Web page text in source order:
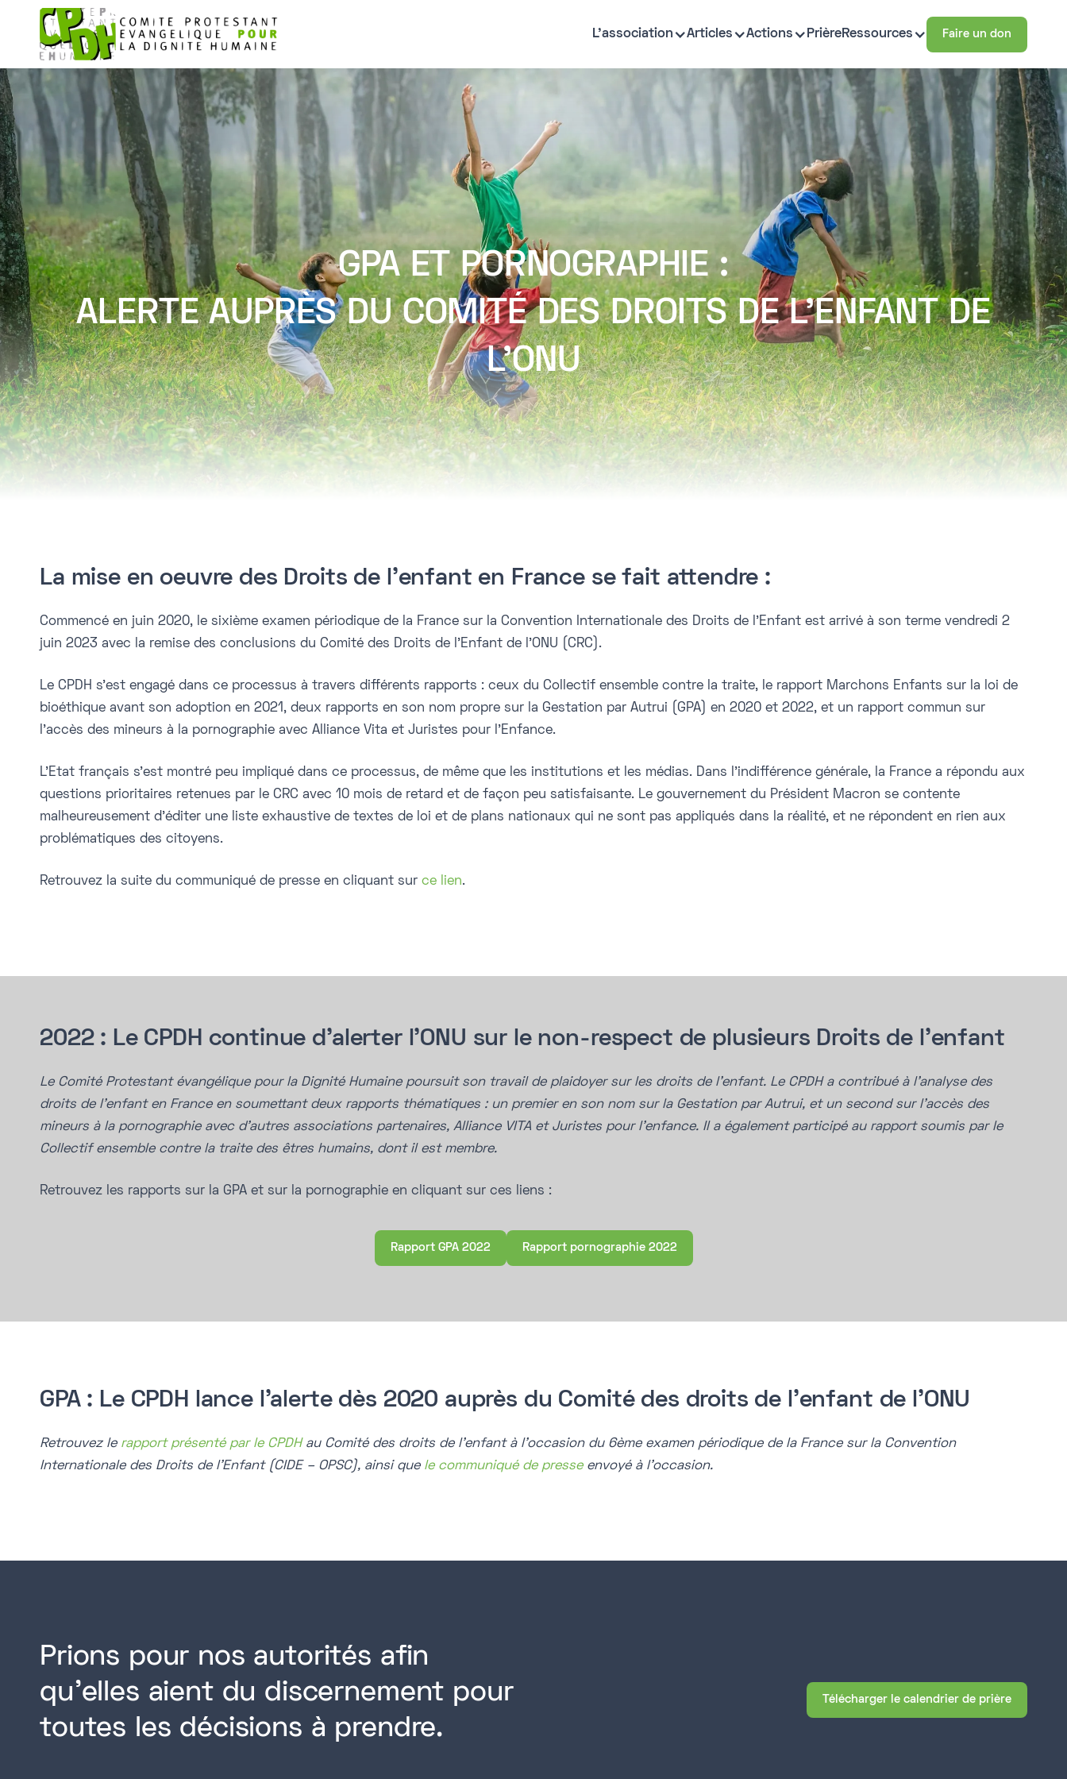
L'association Articles Actions PrièreRessources Faire un don
GPA ET PORNOGRAPHIE :
ALERTE AUPRÈS DU COMITÉ DES DROITS DE L'ENFANT DE
L'ONU
La mise en oeuvre des Droits de l'enfant en France se fait attendre :
Commencé en juin 2020, le sixième examen périodique de la France sur la Convention Internationale des Droits de l’Enfant est arrivé à son terme vendredi 2
juin 2023 avec la remise des conclusions du Comité des Droits de l’Enfant de l’ONU (CRC).
Le CPDH s’est engagé dans ce processus à travers différents rapports : ceux du Collectif ensemble contre la traite, le rapport Marchons Enfants sur la loi de
bioéthique avant son adoption en 2021, deux rapports en son nom propre sur la Gestation par Autrui (GPA) en 2020 et 2022, et un rapport commun sur
l’accès des mineurs à la pornographie avec Alliance Vita et Juristes pour l’Enfance.
L’Etat français s’est montré peu impliqué dans ce processus, de même que les institutions et les médias. Dans l’indifférence générale, la France a répondu aux
questions prioritaires retenues par le CRC avec 10 mois de retard et de façon peu satisfaisante. Le gouvernement du Président Macron se contente
malheureusement d’éditer une liste exhaustive de textes de loi et de plans nationaux qui ne sont pas appliqués dans la réalité, et ne répondent en rien aux
problématiques des citoyens.
Retrouvez la suite du communiqué de presse en cliquant sur ce lien.
2022 : Le CPDH continue d’alerter l’ONU sur le non-respect de plusieurs Droits de l'enfant
Le Comité Protestant évangélique pour la Dignité Humaine poursuit son travail de plaidoyer sur les droits de l’enfant. Le CPDH a contribué à l’analyse des
droits de l’enfant en France en soumettant deux rapports thématiques : un premier en son nom sur la Gestation par Autrui, et un second sur l’accès des
mineurs à la pornographie avec d’autres associations partenaires, Alliance VITA et Juristes pour l’enfance. Il a également participé au rapport soumis par le
Collectif ensemble contre la traite des êtres humains, dont il est membre.
Retrouvez les rapports sur la GPA et sur la pornographie en cliquant sur ces liens :
Rapport GPA 2022 Rapport pornographie 2022
GPA : Le CPDH lance l'alerte dès 2020 auprès du Comité des droits de l'enfant de l'ONU
Retrouvez le rapport présenté par le CPDH au Comité des droits de l’enfant à l’occasion du 6ème examen périodique de la France sur la Convention
Internationale des Droits de l’Enfant (CIDE – OPSC), ainsi que le communiqué de presseenvoyé à l’occasion.
Prions pour nos autorités afin
qu'elles aient du discernement pour
toutes les décisions à prendre.
Télécharger le calendrier de prière